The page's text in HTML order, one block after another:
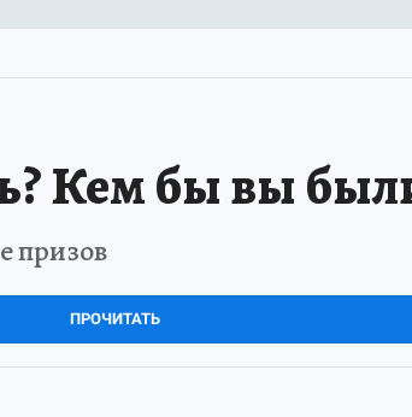
Кем бы вы
призов
ПРОЧИТАТЬ